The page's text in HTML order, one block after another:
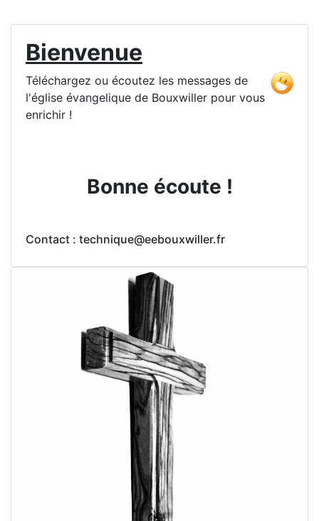
Bienvenue
Téléchargez ou écoutez les messages de
l'église évangelique de Bouxwiller pour vous
enrichir !
Bonne écoute !
Contact : technique@eebouxwiller.fr